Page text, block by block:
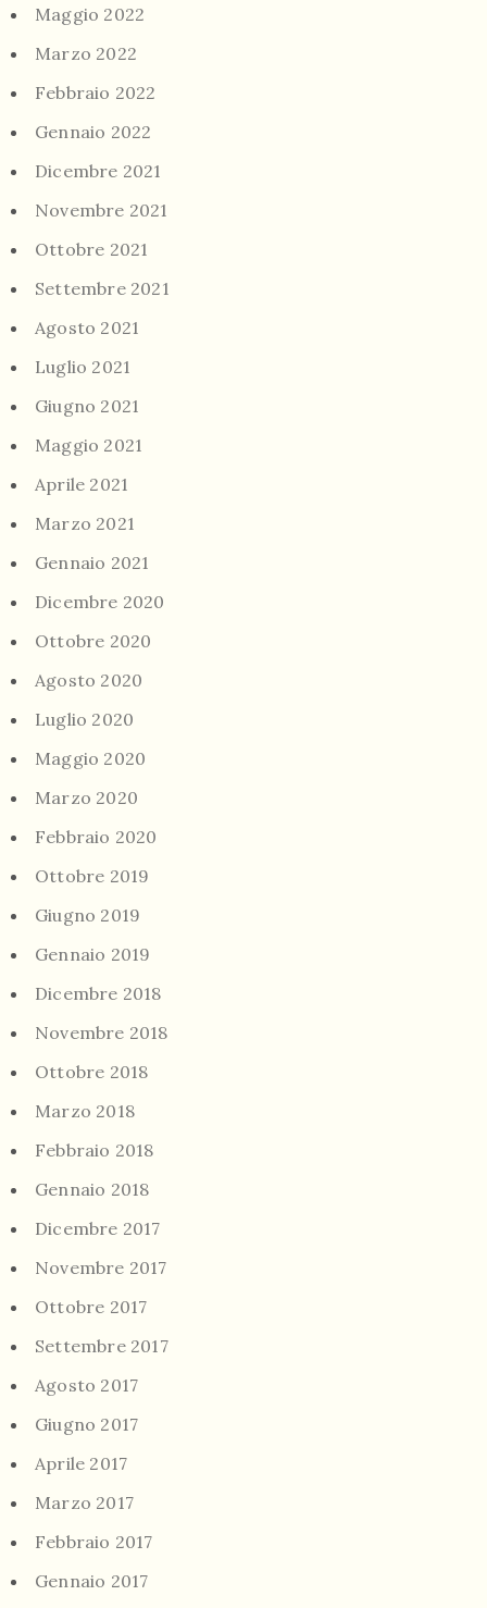
Maggio 2022
Marzo 2022
Febbraio 2022
Gennaio 2022
Dicembre 2021
Novembre 2021
Ottobre 2021
Settembre 2021
Agosto 2021
Luglio 2021
Giugno 2021
Maggio 2021
Aprile 2021
Marzo 2021
Gennaio 2021
Dicembre 2020
Ottobre 2020
Agosto 2020
Luglio 2020
Maggio 2020
Marzo 2020
Febbraio 2020
Ottobre 2019
Giugno 2019
Gennaio 2019
Dicembre 2018
Novembre 2018
Ottobre 2018
Marzo 2018
Febbraio 2018
Gennaio 2018
Dicembre 2017
Novembre 2017
Ottobre 2017
Settembre 2017
Agosto 2017
Giugno 2017
Aprile 2017
Marzo 2017
Febbraio 2017
Gennaio 2017